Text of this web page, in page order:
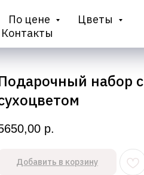
По цене
Цветы
Контакты
набор с
р.
Добавить в корзину